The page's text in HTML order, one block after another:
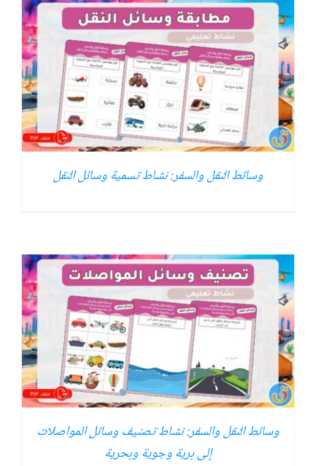
وسائط النقل والسفر: نشاط تسمية وسائل النقل
وسائط النقل والسفر: نشاط تصنيف وسائل المواصلات
إلى برية وجوية وبحرية